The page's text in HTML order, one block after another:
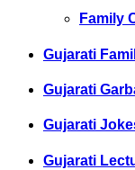
Family
Gujarati
Gujarati
Gujarati
Gujarati